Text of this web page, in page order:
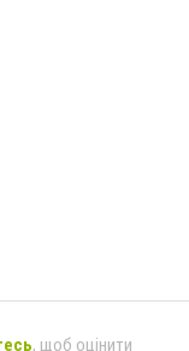
, щоб оцінити